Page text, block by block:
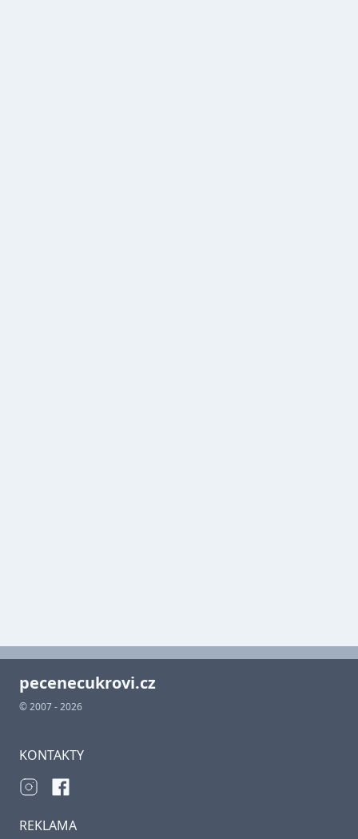
pecenecukrovi.cz
© 2007 - 2026
KONTAKTY
REKLAMA